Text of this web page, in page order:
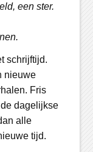
een ster.
schrijftijd.
nieuwe
Fris
dagelijkse
alle
tijd.